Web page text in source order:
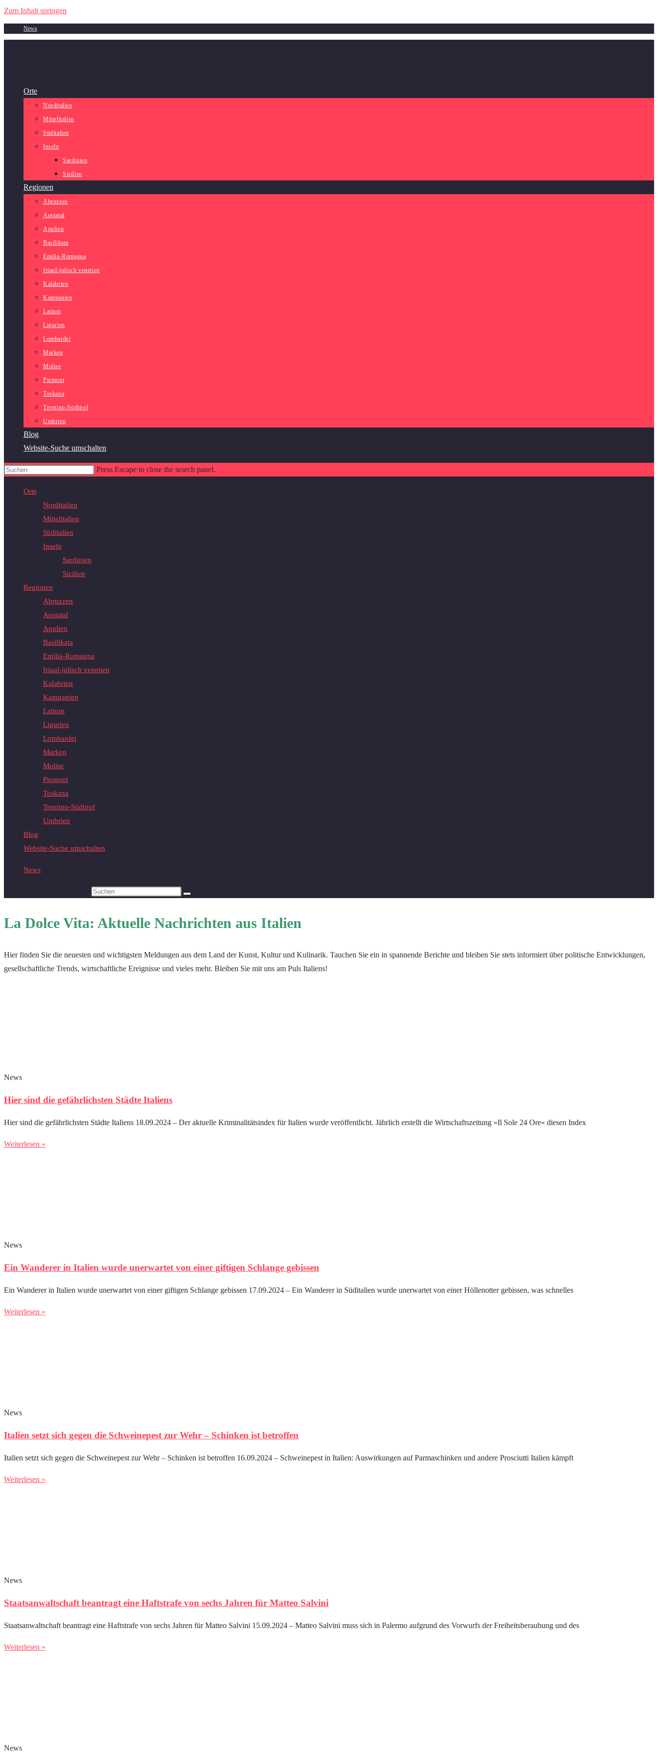
Zum Inhalt springen
News
Orte
Norditalien
Mittelitalien
Süditalien
Inseln
Sardinien
Sizilien
Regionen
Abruzzen
Aostatal
Apulien
Basilikata
Emilia-Romagna
friaul-julisch venetien
Kalabrien
Kampanien
Latium
Ligurien
Lombardei
Marken
Molise
Piemont
Toskana
Trentino-Südtirol
Umbrien
Blog
Website-Suche umschalten
Press Escape to close the search panel.
Orte
Norditalien
Mittelitalien
Süditalien
Inseln
Sardinien
Sizilien
Regionen
Abruzzen
Aostatal
Apulien
Basilikata
Emilia-Romagna
friaul-julisch venetien
Kalabrien
Kampanien
Latium
Ligurien
Lombardei
Marken
Molise
Piemont
Toskana
Trentino-Südtirol
Umbrien
Blog
Website-Suche umschalten
News
La Dolce Vita: Aktuelle Nachrichten aus Italien
Hier finden Sie die neuesten und wichtigsten Meldungen aus dem Land der Kunst, Kultur und Kulinarik. Tauchen Sie ein in spannende Berichte und bleiben Sie stets informiert über politische Entwicklungen,
gesellschaftliche Trends, wirtschaftliche Ereignisse und vieles mehr. Bleiben Sie mit uns am Puls Italiens!
News
Hier sind die gefährlichsten Städte Italiens
Hier sind die gefährlichsten Städte Italiens 18.09.2024 – Der aktuelle Kriminalitätsindex für Italien wurde veröffentlicht. Jährlich erstellt die Wirtschaftszeitung »Il Sole 24 Ore« diesen Index
Weiterlesen »
News
Ein Wanderer in Italien wurde unerwartet von einer giftigen Schlange gebissen
Ein Wanderer in Italien wurde unerwartet von einer giftigen Schlange gebissen 17.09.2024 – Ein Wanderer in Süditalien wurde unerwartet von einer Höllenotter gebissen, was schnelles
Weiterlesen »
News
Italien setzt sich gegen die Schweinepest zur Wehr – Schinken ist betroffen
Italien setzt sich gegen die Schweinepest zur Wehr – Schinken ist betroffen 16.09.2024 – Schweinepest in Italien: Auswirkungen auf Parmaschinken und andere Prosciutti Italien kämpft
Weiterlesen »
News
Staatsanwaltschaft beantragt eine Haftstrafe von sechs Jahren für Matteo Salvini
Staatsanwaltschaft beantragt eine Haftstrafe von sechs Jahren für Matteo Salvini 15.09.2024 – Matteo Salvini muss sich in Palermo aufgrund des Vorwurfs der Freiheitsberaubung und des
Weiterlesen »
News